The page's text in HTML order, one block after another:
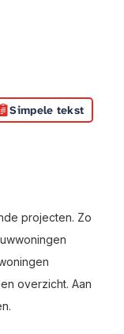
Simpele tekst
projecten. Zo
overzicht. Aan